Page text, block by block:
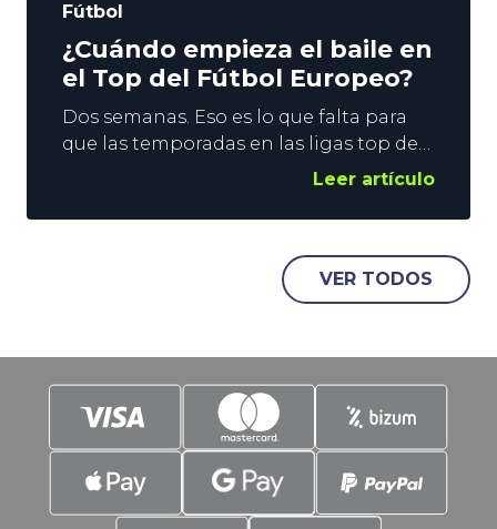
Fútbol
¿Cuándo empieza el baile en
el Top del Fútbol Europeo?
Dos semanas. Eso es lo que falta para
que las temporadas en las ligas top del
Fútbol Europeo se pongan en marcha.
levanta el telón en Inglaterra, Francia y
España, y una semana después le
llegará el turno a Alemania e Italia. En
Leer artículo
VER TODOS